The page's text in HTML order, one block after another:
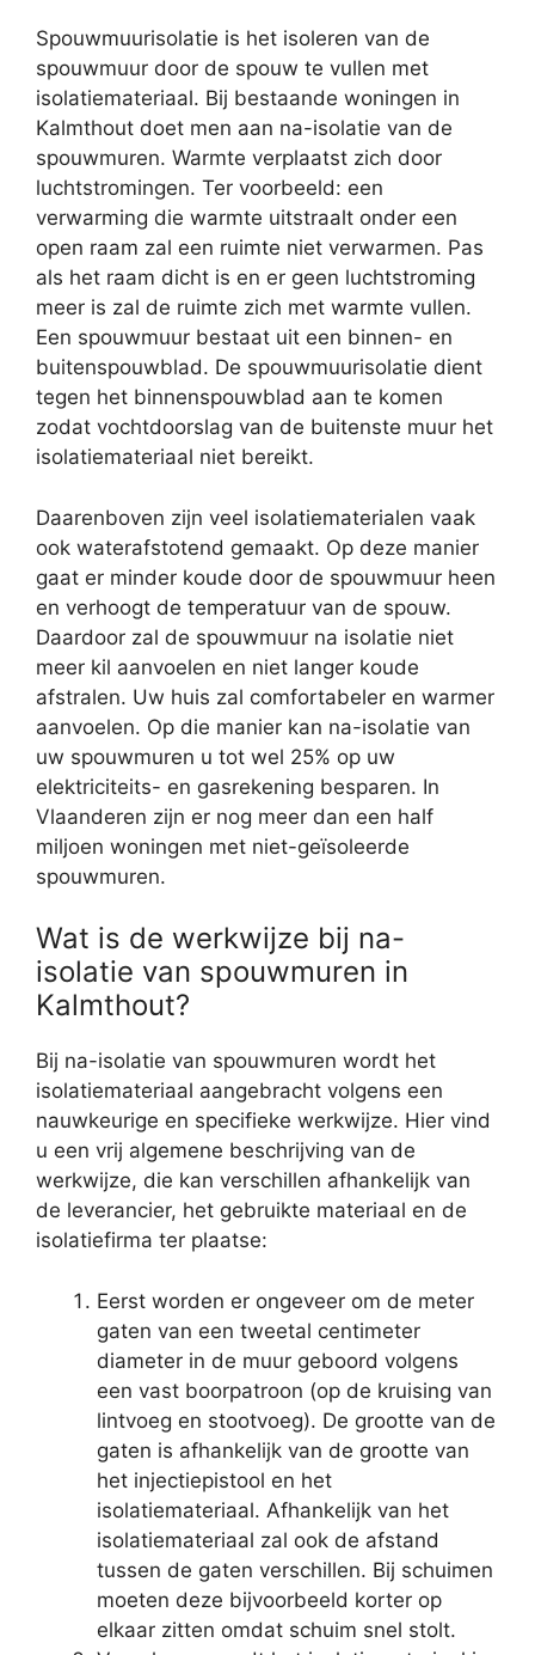
Spouwmuurisolatie is het isoleren van de
spouwmuur door de spouw te vullen met
isolatiemateriaal. Bij bestaande woningen in
Kalmthout doet men aan na-isolatie van de
spouwmuren. Warmte verplaatst zich door
luchtstromingen. Ter voorbeeld: een
verwarming die warmte uitstraalt onder een
open raam zal een ruimte niet verwarmen. Pas
als het raam dicht is en er geen luchtstroming
meer is zal de ruimte zich met warmte vullen.
Een spouwmuur bestaat uit een binnen- en
buitenspouwblad. De spouwmuurisolatie dient
tegen het binnenspouwblad aan te komen
zodat vochtdoorslag van de buitenste muur het
isolatiemateriaal niet bereikt.
Daarenboven zijn veel isolatiematerialen vaak
ook waterafstotend gemaakt. Op deze manier
gaat er minder koude door de spouwmuur heen
en verhoogt de temperatuur van de spouw.
Daardoor zal de spouwmuur na isolatie niet
meer kil aanvoelen en niet langer koude
afstralen. Uw huis zal comfortabeler en warmer
aanvoelen. Op die manier kan na-isolatie van
uw spouwmuren u tot wel 25% op uw
elektriciteits- en gasrekening besparen. In
Vlaanderen zijn er nog meer dan een half
miljoen woningen met niet-geïsoleerde
spouwmuren.
Wat is de werkwijze bij na-
isolatie van spouwmuren in
Kalmthout?
Bij na-isolatie van spouwmuren wordt het
isolatiemateriaal aangebracht volgens een
nauwkeurige en specifieke werkwijze. Hier vind
u een vrij algemene beschrijving van de
werkwijze, die kan verschillen afhankelijk van
de leverancier, het gebruikte materiaal en de
isolatiefirma ter plaatse:
Eerst worden er ongeveer om de meter
gaten van een tweetal centimeter
diameter in de muur geboord volgens
een vast boorpatroon (op de kruising van
lintvoeg en stootvoeg). De grootte van de
gaten is afhankelijk van de grootte van
het injectiepistool en het
isolatiemateriaal. Afhankelijk van het
isolatiemateriaal zal ook de afstand
tussen de gaten verschillen. Bij schuimen
moeten deze bijvoorbeeld korter op
elkaar zitten omdat schuim snel stolt.